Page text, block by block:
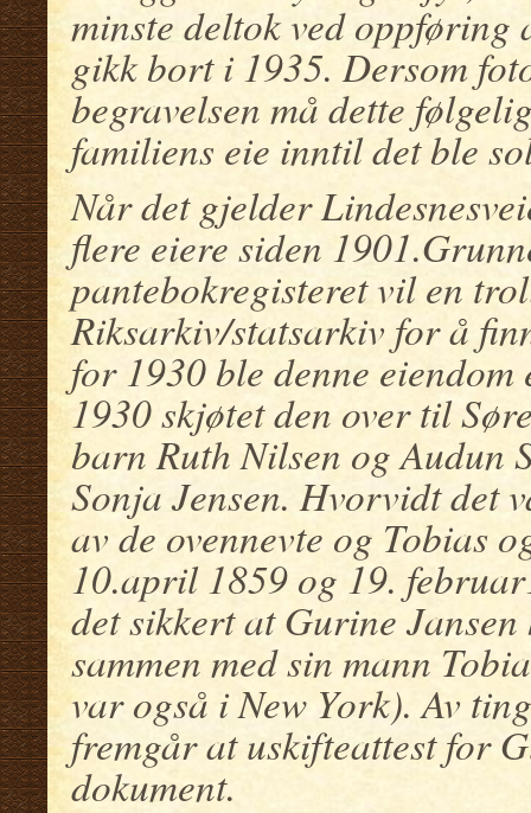
minste deltok ved oppføring
gikk bort i 1935. Dersom
begravelsen må dette
familiens eie inntil det ble
Når det gjelder
flere eiere siden
pantebokregisteret vil en
Riksarkiv/statsarkiv for å
for 1930 ble denne
1930 skjøtet den over til
barn Ruth Nilsen og Audun
Sonja Jensen. Hvorvidt det
av de ovennevte og Tobias
10.april 1859 og 19.
det sikkert at Gurine
sammen med sin mann
var også i New York). Av
fremgår at uskifteattest for
dokument.